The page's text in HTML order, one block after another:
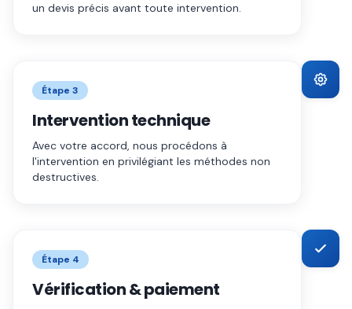
un devis précis avant toute intervention.
Étape 3
Intervention technique
Avec votre accord, nous procédons à
l'intervention en privilégiant les méthodes non
destructives.
Étape 4
Vérification & paiement